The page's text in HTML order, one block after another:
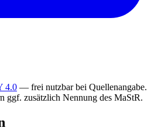
4.0 — frei nutzbar bei Quellenangabe.
ggf. zusätzlich Nennung des MaStR.